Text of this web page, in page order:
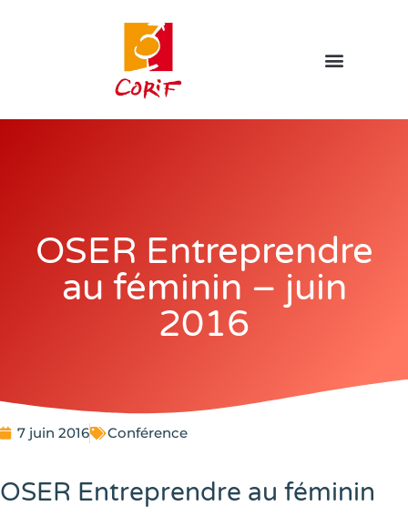
OSER Entreprendre
au féminin – juin
2016
7 juin 2016 Conférence
OSER Entreprendre au féminin